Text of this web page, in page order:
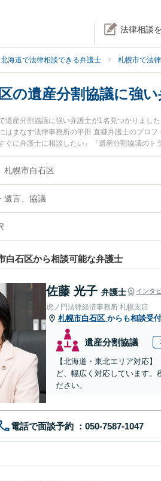
法律相談
北海道で法律相談できる弁護士 札幌市で法
の遺産分割協議に強
遺産分割協議に強い弁護士が1名見つかりまし
はまなす法律事務所の平田 直継弁護士のプロ
ぐに弁護士に相談したい』『遺産分割協議の
談予約したい』などでお困りの相談者さんにお
札幌市白石区
遺言、協議
白石区から相談可能な弁護士
佐藤 光子 弁護士 インタ
虎ノ門法律経済事務所 札幌支店
札幌市白石区 からも相談受
遺産分割協議
【北海道・東北エリア対応
ど、幅広く対応しています。
ださい。
電話で面談予約